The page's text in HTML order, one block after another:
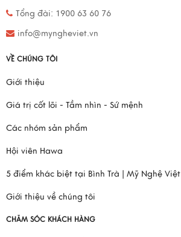
Tổng đài: 1900 63 60 76
info@myngheviet.vn
VỀ CHÚNG TÔI
Giới thiệu
Giá trị cốt lõi - Tầm nhìn - Sứ mệnh
Các nhóm sản phẩm
Hội viên Hawa
5 điểm khác biệt tại Bình Trà | Mỹ Nghệ Việt
Giới thiệu về chúng tôi
CHĂM SÓC KHÁCH HÀNG